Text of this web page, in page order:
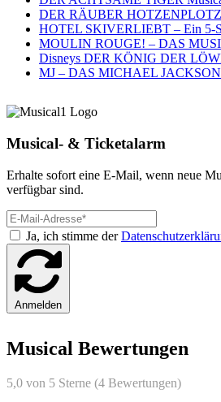
DER RÄUBER HOTZENPLOTZ
HOTEL SKIVERLIEBT – Ein 5-
MOULIN ROUGE! – DAS
Disneys DER KÖNIG DER
MJ – DAS MICHAEL
Musical- & Ticketalarm
Erhalte sofort eine E-Mail, wenn neue
verfügbar sind.
Ja, ich stimme der
Anmelden
Musical Bewertungen
5,0 von 5 Sterne (4 Bewertungen)